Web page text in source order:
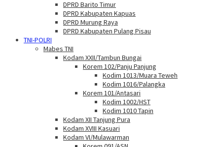
DPRD Barito Timur
DPRD Kabupaten Kapuas
DPRD Murung Raya
DPRD Kabupaten Pulang Pisau
TNI-POLRI
Mabes TNI
Kodam XXII/Tambun Bungai
Korem 102/Panju Panjung
Kodim 1013/Muara Teweh
Kodim 1016/Palangka
Korem 101/Antasari
Kodim 1002/HST
Kodim 1010 Tapin
Kodam XII Tanjung Pura
Kodam XVIII Kasuari
Kodam VI/Mulawarman